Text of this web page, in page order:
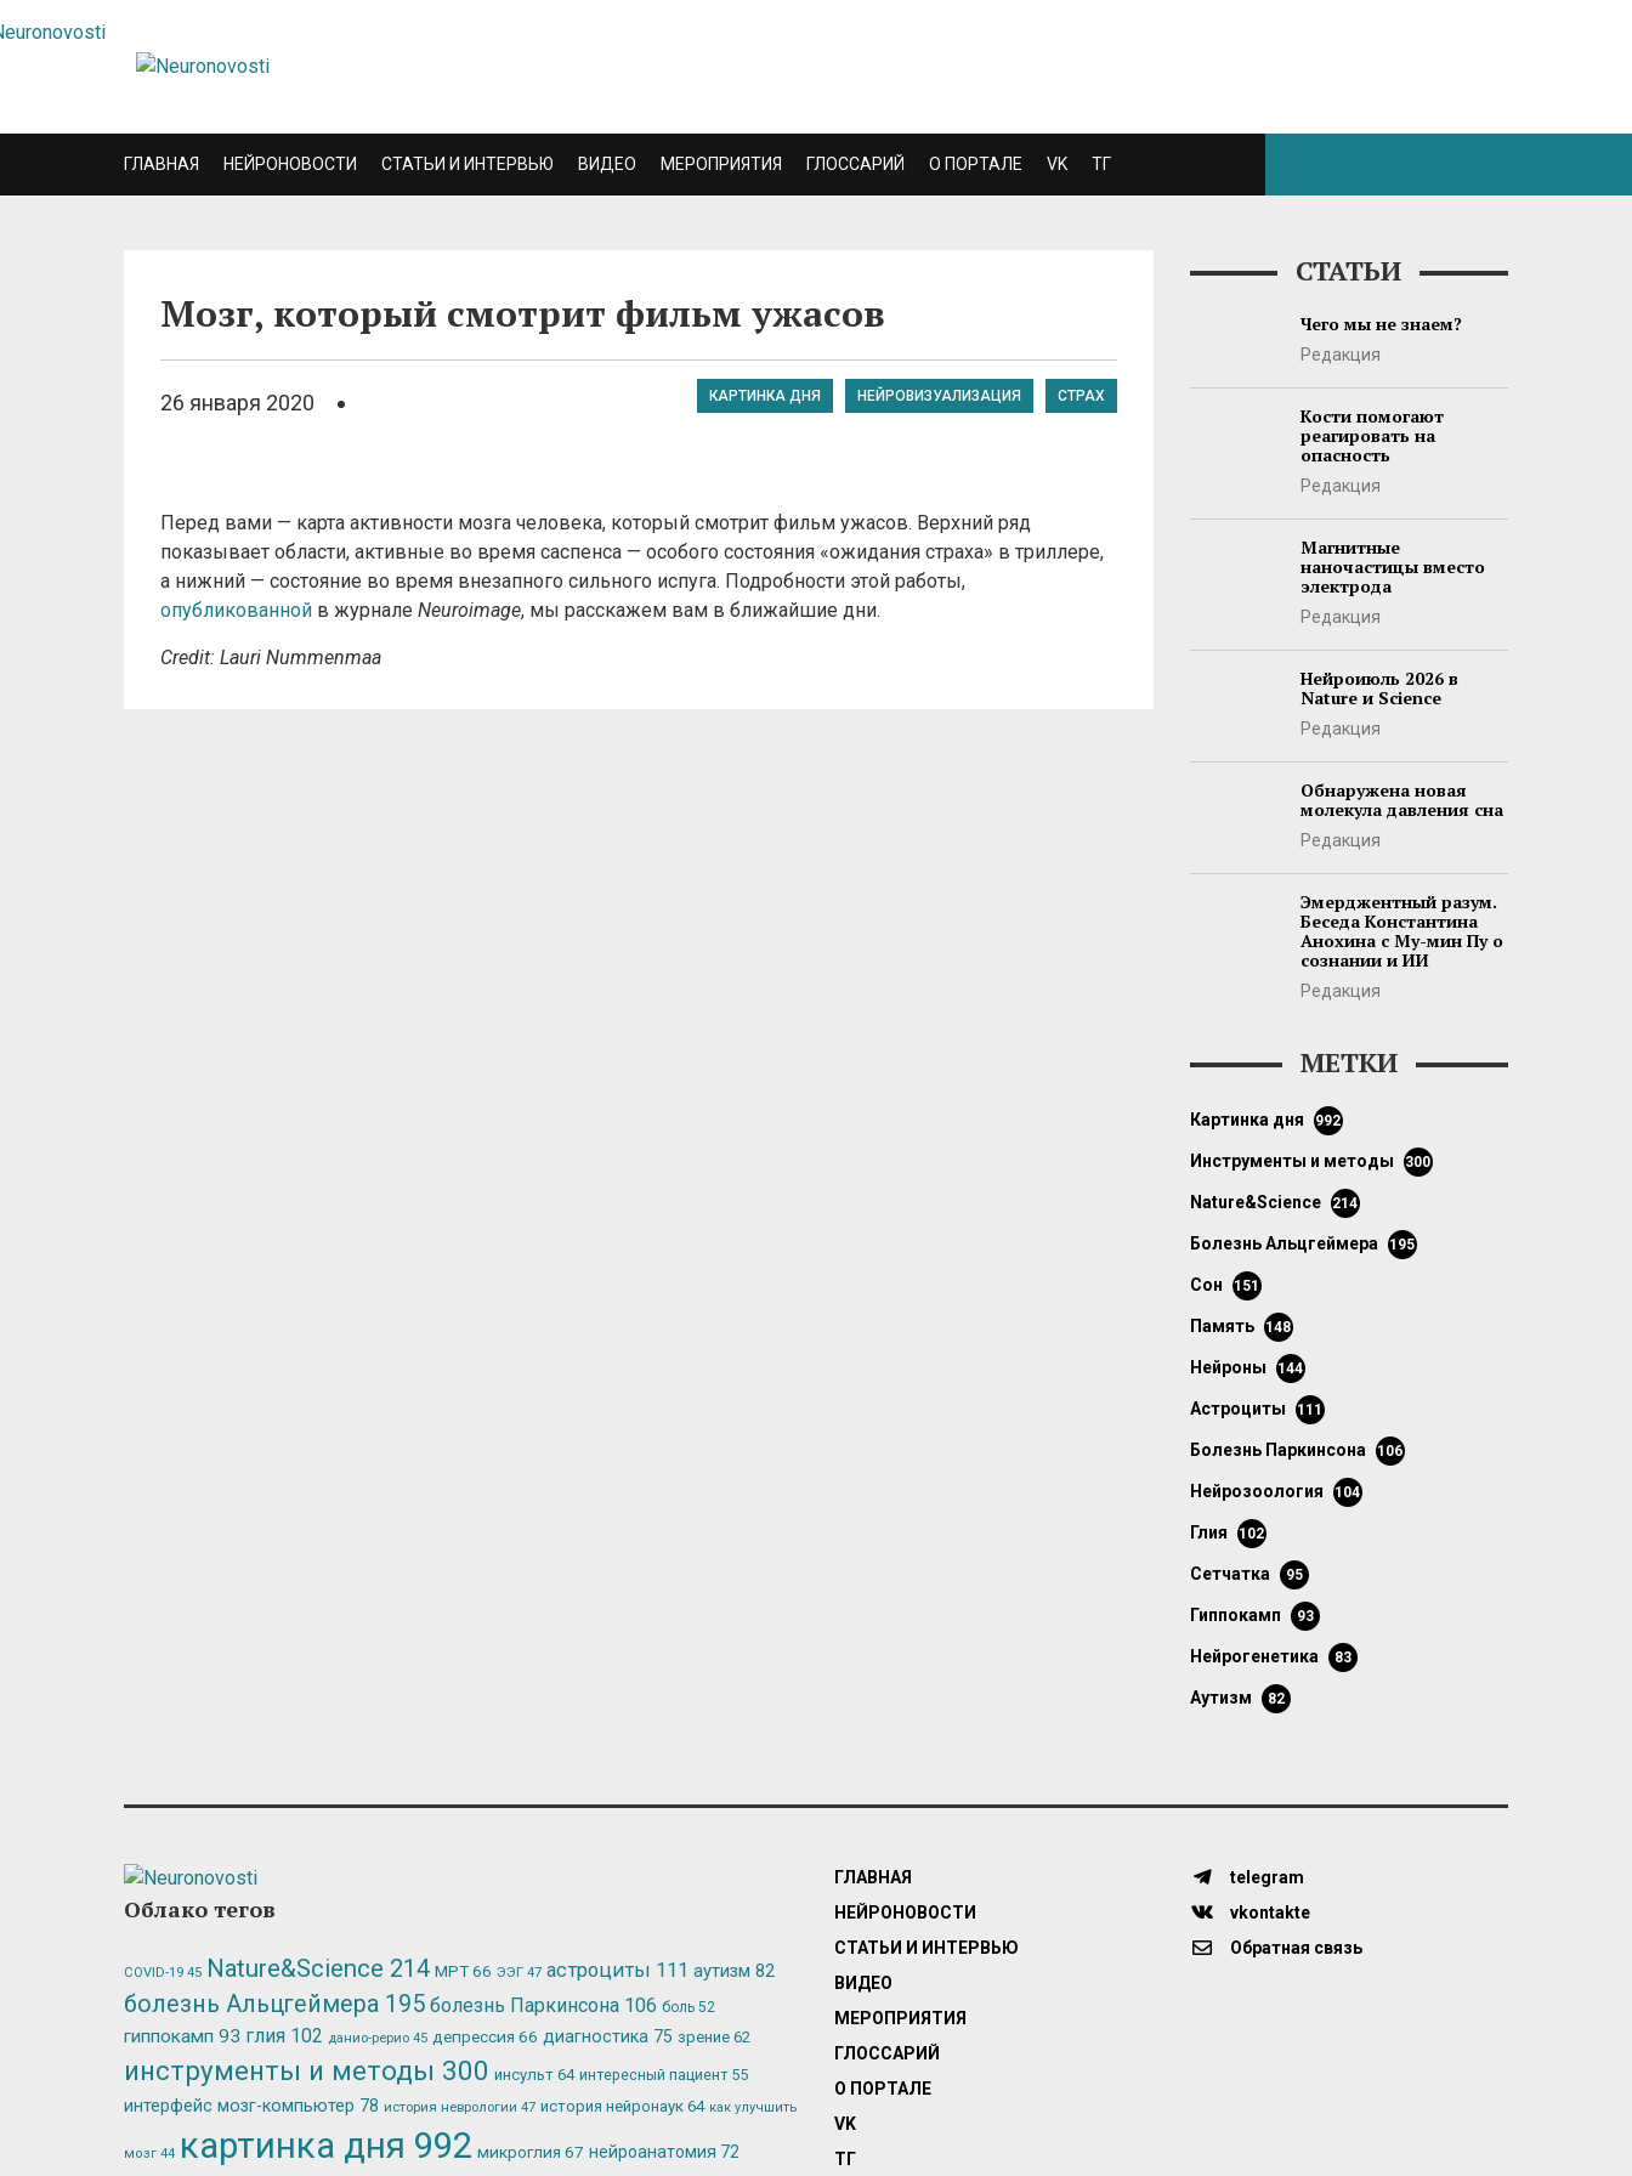
ГЛАВНАЯ НЕЙРОНОВОСТИ СТАТЬИ И ИНТЕРВЬЮ ВИДЕО МЕРОПРИЯТИЯ ГЛОССАРИЙ О ПОРТАЛЕ VK ТГ
Мозг, который смотрит фильм ужасов
26 января 2020 КАРТИНКА ДНЯ НЕЙРОВИЗУАЛИЗАЦИЯ СТРАХ
Перед вами — карта активности мозга человека, который смотрит фильм ужасов. Верхний ряд
показывает области, активные во время саспенса — особого состояния «ожидания страха» в триллере,
а нижний — состояние во время внезапного сильного испуга. Подробности этой работы,
опубликованной в журнале Neuroimage, мы расскажем вам в ближайшие дни.
Credit: Lauri Nummenmaa
СТАТЬИ
Чего мы не знаем?
Редакция
Кости помогают
реагировать на
опасность
Редакция
Магнитные
наночастицы вместо
электрода
Редакция
Нейроиюль 2026 в
Nature и Science
Редакция
Обнаружена новая
молекула давления сна
Редакция
Эмерджентный разум.
Беседа Константина
Анохина с Му-мин Пу о
сознании и ИИ
Редакция
МЕТКИ
картинка дня 992
инструменты и методы 300
Nature&Science 214
болезнь Альцгеймера 195
сон 151
память 148
нейроны 144
астроциты 111
болезнь Паркинсона 106
нейрозоология 104
глия 102
сетчатка 95
гиппокамп 93
нейрогенетика 83
аутизм 82
Облако тегов
COVID-19 45 Nature&Science 214 МРТ66 ЭЭГ 47 астроциты 111 аутизм 82
болезнь Альцгеймера 195 болезнь Паркинсона 106 боль 52
гиппокамп 93 глия 102 данио-рерио 45 депрессия 66 диагностика 75 зрение 62
инструменты и методы 300 инсульт 64 интересный пациент 55
интерфейс мозг-компьютер 78 история неврологии 47 история нейронаук 64 как улучшить
мозг 44 картинка дня 992 микроглия 67 нейроанатомия 72
ГЛАВНАЯ
НЕЙРОНОВОСТИ
СТАТЬИ И ИНТЕРВЬЮ
ВИДЕО
МЕРОПРИЯТИЯ
ГЛОССАРИЙ
О ПОРТАЛЕ
VK
ТГ
telegram
vkontakte
Обратная связь